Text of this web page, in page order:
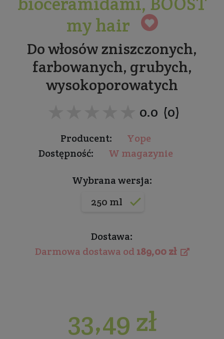
my hair
Do włosów zniszczonych,
farbowanych, grubych,
wysokoporowatych
0.0 (0)
Producent:
Yope
Dostępność:
W magazynie
Wybrana wersja:
250 ml
Dostawa:
Darmowa dostawa od189,00 zł
33,49 zł